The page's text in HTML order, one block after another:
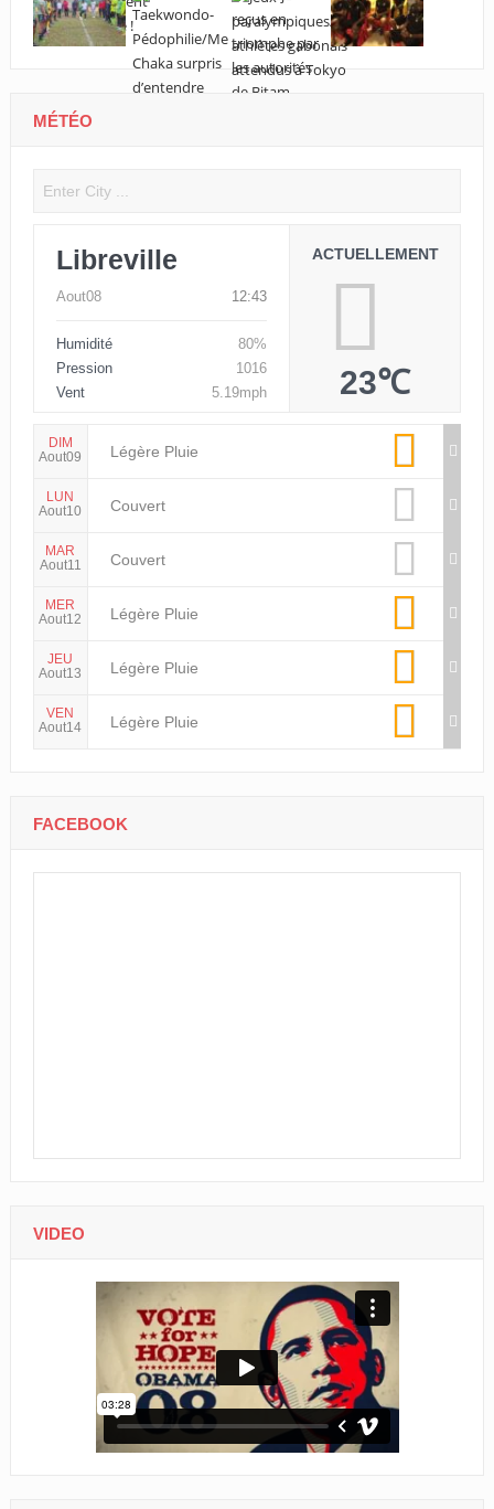
MÉTÉO
Libreville
Aout08 12:43
Humidité
80%
Pression
1016
Vent
5.19mph
ACTUELLEMENT
23℃
DIM
Aout09
Légère Pluie
LUN
Aout10
Couvert
MAR
Aout11
Couvert
MER
Aout12
Légère Pluie
JEU
Aout13
Légère Pluie
VEN
Aout14
Légère Pluie
FACEBOOK
VIDEO